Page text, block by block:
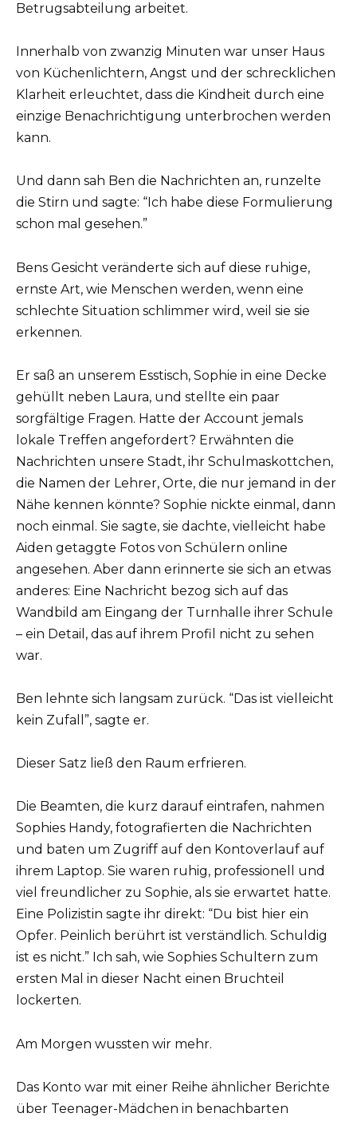
Betrugsabteilung arbeitet.
Innerhalb von zwanzig Minuten war unser Haus
von Küchenlichtern, Angst und der schrecklichen
Klarheit erleuchtet, dass die Kindheit durch eine
einzige Benachrichtigung unterbrochen werden
kann.
Und dann sah Ben die Nachrichten an, runzelte
die Stirn und sagte: “Ich habe diese Formulierung
schon mal gesehen.”
Bens Gesicht veränderte sich auf diese ruhige,
ernste Art, wie Menschen werden, wenn eine
schlechte Situation schlimmer wird, weil sie sie
erkennen.
Er saß an unserem Esstisch, Sophie in eine Decke
gehüllt neben Laura, und stellte ein paar
sorgfältige Fragen. Hatte der Account jemals
lokale Treffen angefordert? Erwähnten die
Nachrichten unsere Stadt, ihr Schulmaskottchen,
die Namen der Lehrer, Orte, die nur jemand in der
Nähe kennen könnte? Sophie nickte einmal, dann
noch einmal. Sie sagte, sie dachte, vielleicht habe
Aiden getaggte Fotos von Schülern online
angesehen. Aber dann erinnerte sie sich an etwas
anderes: Eine Nachricht bezog sich auf das
Wandbild am Eingang der Turnhalle ihrer Schule
– ein Detail, das auf ihrem Profil nicht zu sehen
war.
Ben lehnte sich langsam zurück. “Das ist vielleicht
kein Zufall”, sagte er.
Dieser Satz ließ den Raum erfrieren.
Die Beamten, die kurz darauf eintrafen, nahmen
Sophies Handy, fotografierten die Nachrichten
und baten um Zugriff auf den Kontoverlauf auf
ihrem Laptop. Sie waren ruhig, professionell und
viel freundlicher zu Sophie, als sie erwartet hatte.
Eine Polizistin sagte ihr direkt: “Du bist hier ein
Opfer. Peinlich berührt ist verständlich. Schuldig
ist es nicht.” Ich sah, wie Sophies Schultern zum
ersten Mal in dieser Nacht einen Bruchteil
lockerten.
Am Morgen wussten wir mehr.
Das Konto war mit einer Reihe ähnlicher Berichte
über Teenager-Mädchen in benachbarten